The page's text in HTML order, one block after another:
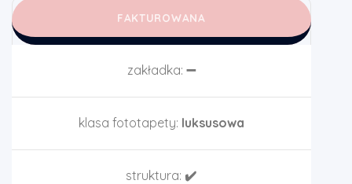
FAKTUROWANA
zakładka: ➖
klasa fototapety: luksusowa
struktura: ✔️